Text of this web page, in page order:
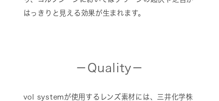
はっきりと見える効果が生まれます。
－Quality－
vol systemが使用するレンズ素材には、三井化学株